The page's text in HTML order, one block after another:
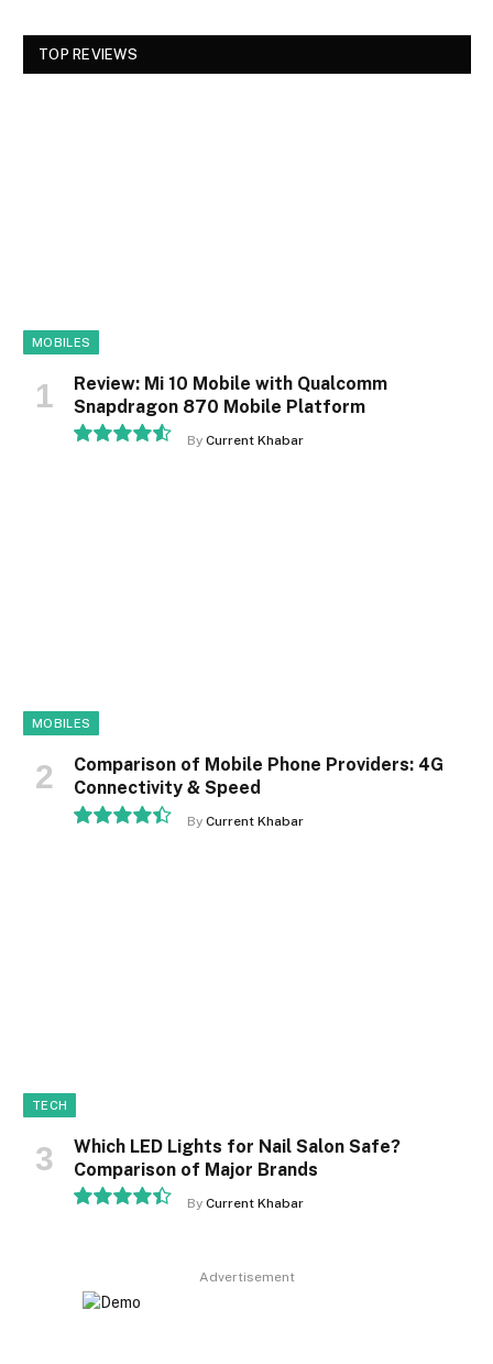
TOP REVIEWS
MOBILES
Review: Mi 10 Mobile with Qualcomm
Snapdragon 870 Mobile Platform
By Current Khabar
MOBILES
Comparison of Mobile Phone Providers: 4G
Connectivity & Speed
By Current Khabar
TECH
Which LED Lights for Nail Salon Safe?
Comparison of Major Brands
By Current Khabar
Advertisement